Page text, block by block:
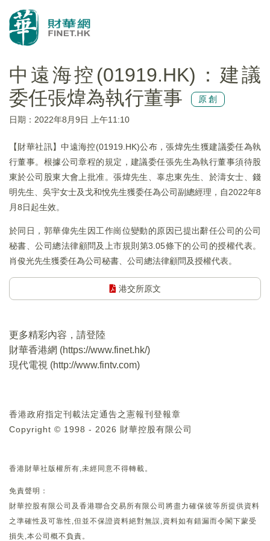
中遠海控(01919.HK)：建議
委任張煒為執行董事
原創
日期：2022年8月9日 上午11:10
【財華社訊】中遠海控(01919.HK)公布，張煒先生獲建議委任為執
行董事。根據公司章程的規定，建議委任張先生為執行董事須待股
東於公司股東大會上批准。張煒先生、辜忠東先生、於濤女士、錢
明先生、吳宇女士及戈和悅先生獲委任為公司副總經理，自2022年8
月8日起生效。
於同日，郭華偉先生因工作崗位變動的原因已提出辭任公司的公司
秘書、公司總法律顧問及上市規則第3.05條下的公司的授權代表。
肖俊光先生獲委任為公司秘書、公司總法律顧問及授權代表。
港交所原文
更多精彩內容，請登陸
財華香港網 (https://www.finet.hk/)
現代電視 (http://www.fintv.com)
香港政府指定刊載法定通告之憲報刊登報章
Copyright © 1998 - 2026 財華控股有限公司
香港財華社版權所有,未經同意不得轉載。
免責聲明：
財華控股有限公司及香港聯合交易所有限公司將盡力確保彼等所提供資料
之準確性及可靠性,但並不保證資料絕對無誤,資料如有錯漏而令閣下蒙受
損失,本公司概不負責。